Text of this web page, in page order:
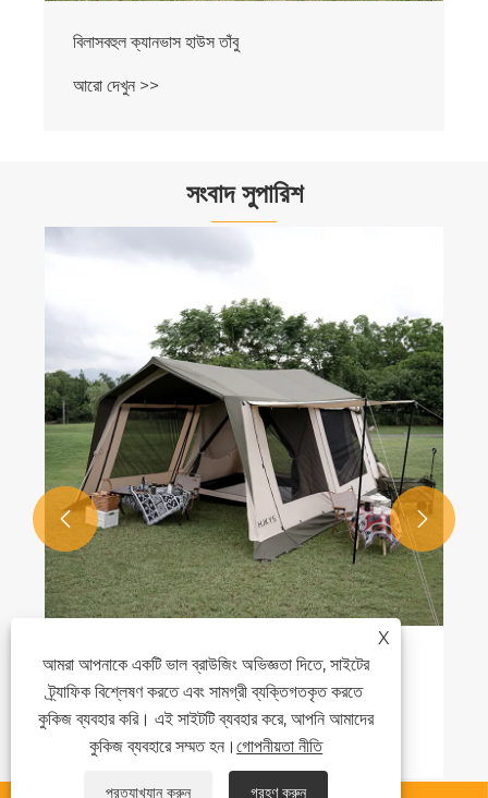
বিলাসবহুল ক্যানভাস হাউস তাঁবু
আরো দেখুন >>
সংবাদ সুপারিশ
টানেল তাঁবু: আউটডোর অ্যাডভেঞ্চারের জন্য একটি নতুন
অভিজ্ঞতা
আরো দেখুন >>
 
X
আমরা আপনাকে একটি ভাল ব্রাউজিং অভিজ্ঞতা দিতে, সাইটের
ট্র্যাফিক বিশ্লেষণ করতে এবং সামগ্রী ব্যক্তিগতকৃত করতে
কুকিজ ব্যবহার করি। এই সাইটটি ব্যবহার করে, আপনি আমাদের
কুকিজ ব্যবহারে সম্মত হন।গোপনীয়তা নীতি
প্রত্যাখ্যান করুন গ্রহণ করুন